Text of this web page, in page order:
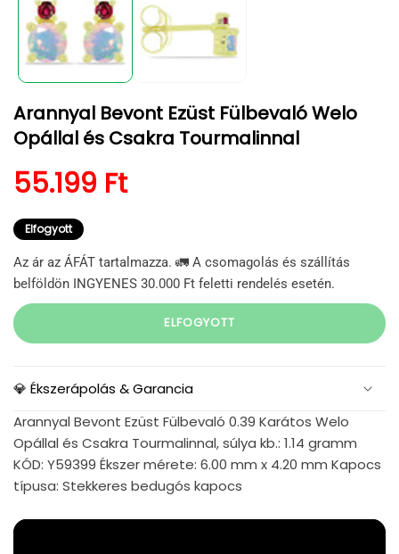
modális
párbeszédpanelen
Arannyal Bevont Ezüst Fülbevaló Welo
Opállal és Csakra Tourmalinnal
Normál ár
55.199 Ft
Elfogyott
Az ár az ÁFÁT tartalmazza. 🚛 A csomagolás és szállítás
belföldön INGYENES 30.000 Ft feletti rendelés esetén.
ELFOGYOTT
💎 Ékszerápolás & Garancia
Arannyal Bevont Ezüst Fülbevaló 0.39 Karátos Welo
Opállal és Csakra Tourmalinnal, súlya kb.: 1.14 gramm
KÓD: Y59399 Ékszer mérete: 6.00 mm x 4.20 mm Kapocs
típusa: Stekkeres bedugós kapocs